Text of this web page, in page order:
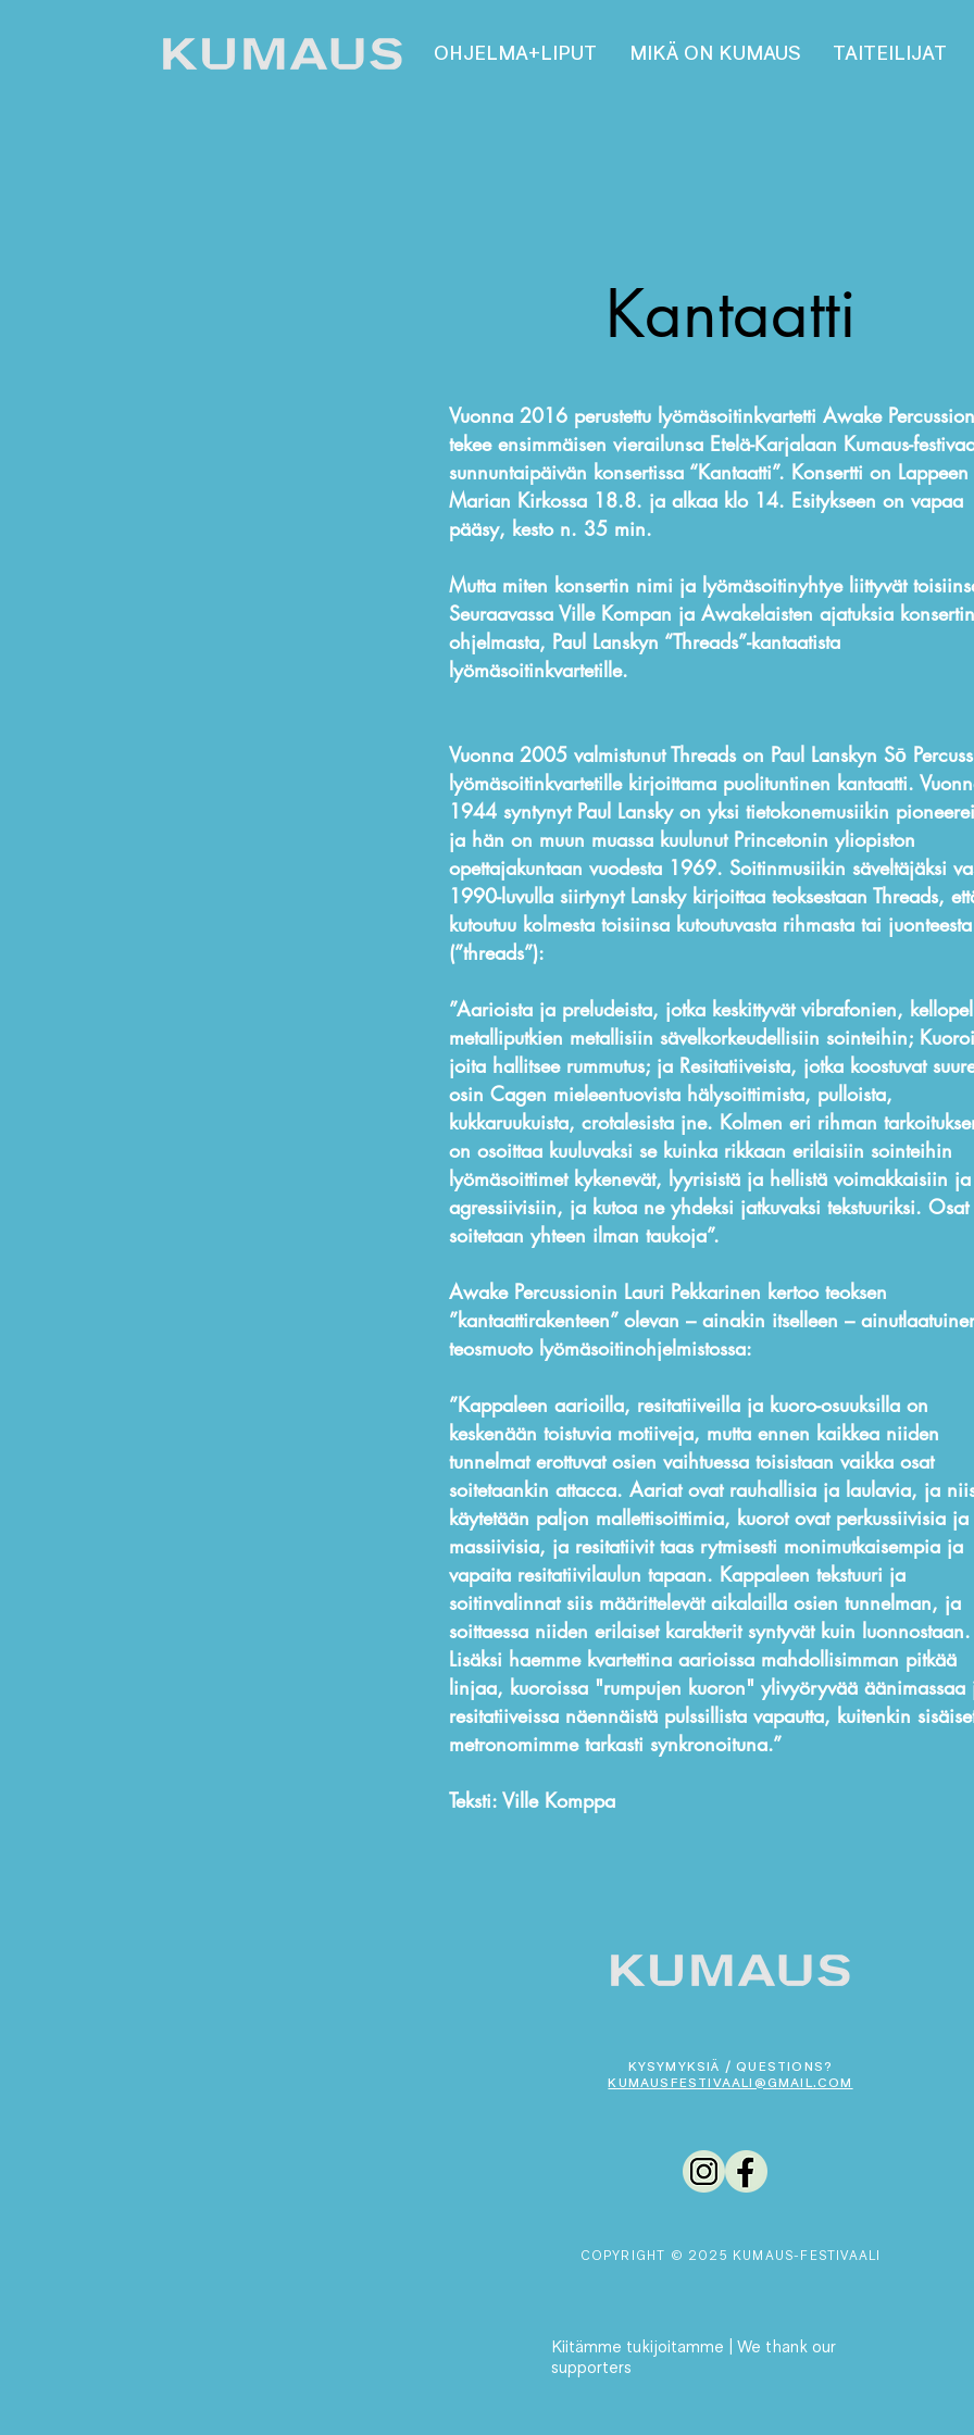
OHJELMA+LIPUT MIKÄ ON KUMAUS TAITEILIJAT
Kantaatti
Vuonna 2016 perustettu lyömäsoitinkvartetti Awake Percussion
tekee ensimmäisen vierailunsa Etelä-Karjalaan Kumaus-
sunnuntaipäivän konsertissa “Kantaatti”. Konsertti on Lappeen
Marian Kirkossa 18.8. ja alkaa klo 14. Esitykseen on vapaa
pääsy, kesto n. 35 min.
Mutta miten konsertin nimi ja lyömäsoitinyhtye liittyvät
Seuraavassa Ville Kompan ja Awakelaisten ajatuksia konsertin
ohjelmasta, Paul Lanskyn “Threads”-kantaatista
lyömäsoitinkvartetille.
Vuonna 2005 valmistunut Threads on Paul Lanskyn Sō
lyömäsoitinkvartetille kirjoittama puolituntinen kantaatti.
1944 syntynyt Paul Lansky on yksi tietokonemusiikin
ja hän on muun muassa kuulunut Princetonin yliopiston
opettajakuntaan vuodesta 1969. Soitinmusiikin säveltäjäksi
1990-luvulla siirtynyt Lansky kirjoittaa teoksestaan Threads,
kutoutuu kolmesta toisiinsa kutoutuvasta rihmasta tai juonteesta
(”threads”):
”Aarioista ja preludeista, jotka keskittyvät vibrafonien,
metalliputkien metallisiin sävelkorkeudellisiin sointeihin;
joita hallitsee rummutus; ja Resitatiiveista, jotka koostuvat
osin Cagen mieleentuovista hälysoittimista, pulloista,
kukkaruukuista, crotalesista jne. Kolmen eri rihman
on osoittaa kuuluvaksi se kuinka rikkaan erilaisiin sointeihin
lyömäsoittimet kykenevät, lyyrisistä ja hellistä voimakkaisiin ja
agressiivisiin, ja kutoa ne yhdeksi jatkuvaksi tekstuuriksi. Osat
soitetaan yhteen ilman taukoja”.
Awake Percussionin Lauri Pekkarinen kertoo teoksen
”kantaattirakenteen” olevan – ainakin itselleen –
teosmuoto lyömäsoitinohjelmistossa:
”Kappaleen aarioilla, resitatiiveilla ja kuoro-osuuksilla on
keskenään toistuvia motiiveja, mutta ennen kaikkea niiden
tunnelmat erottuvat osien vaihtuessa toisistaan vaikka osat
soitetaankin attacca. Aariat ovat rauhallisia ja laulavia, ja
käytetään paljon mallettisoittimia, kuorot ovat perkussiivisia ja
massiivisia, ja resitatiivit taas rytmisesti monimutkaisempia ja
vapaita resitatiivilaulun tapaan. Kappaleen tekstuuri ja
soitinvalinnat siis määrittelevät aikalailla osien tunnelman, ja
soittaessa niiden erilaiset karakterit syntyvät kuin luonnostaan.
Lisäksi haemme kvartettina aarioissa mahdollisimman pitkää
linjaa, kuoroissa "rumpujen kuoron" ylivyöryvää äänimassaa
resitatiiveissa näennäistä pulssillista vapautta, kuitenkin
metronomimme tarkasti synkronoituna.”
Teksti: Ville Komppa
KYSYMYKSIÄ / QUESTIONS?
KUMAUSFESTIVAALI@GMAIL.COM
COPYRIGHT © 2025 KUMAUS-FESTIVAALI
Kiitämme tukijoitamme | We thank our
supporters